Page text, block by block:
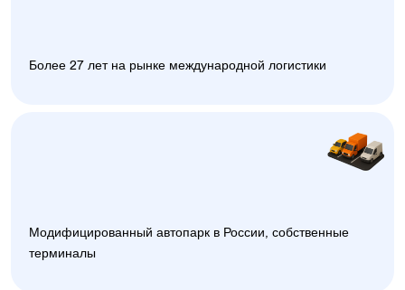
Более 27 лет на рынке международной логистики
Модифицированный автопарк в России, собственные
терминалы